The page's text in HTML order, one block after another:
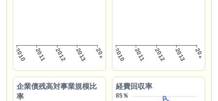
企業債残高対事業規模比
率
経費回収率